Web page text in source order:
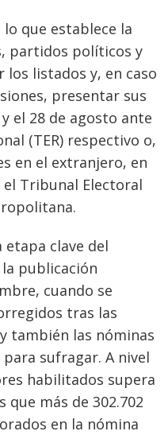
que establece la
partidos políticos y
los listados y, en caso
presentar sus
el 28 de agosto ante
(TER) respectivo o,
en el extranjero, en
el Tribunal Electoral
etapa clave del
publicación
cuando se
tras las
también las nóminas
sufragar. A nivel
habilitados supera
más de 302.702
en la nómina